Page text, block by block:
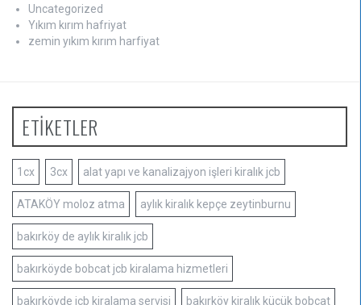
Uncategorized
Yıkım kırım hafriyat
zemin yıkım kırım harfiyat
ETİKETLER
1cx 3cx alat yapı ve kanalizajyon işleri kiralık jcb
ATAKÖY moloz atma aylık kiralık kepçe zeytinburnu
bakırköy de aylık kiralık jcb
bakırköyde bobcat jcb kiralama hizmetleri
bakırköyde jcb kiralama servisi bakırköy kiralık küçük bobcat